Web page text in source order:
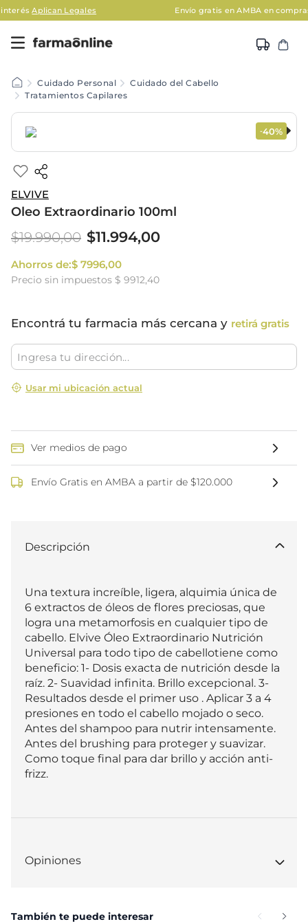
Legales Envío gratis en AMBA en compras mayores a
Cuidado Personal
Cuidado del Cabello
Tratamientos Capilares
-40%
ELVIVE
Oleo Extraordinario 100ml
$19.990,00 $11.994,00
Ahorros de:$ 7996,00
Precio sin impuestos $ 9912,40
Encontrá tu farmacia más cercana y retirá gratis
Usar mi ubicación actual
Ver medios de pago
Envío Gratis en AMBA a partir de $120.000
Descripción
Una textura increíble, ligera, alquimia única de
6 extractos de óleos de flores preciosas, que
logra una metamorfosis en cualquier tipo de
cabello. Elvive Óleo Extraordinario Nutrición
Universal para todo tipo de cabellotiene como
beneficio: 1- Dosis exacta de nutrición desde la
raíz. 2- Suavidad infinita. Brillo excepcional. 3-
Resultados desde el primer uso . Aplicar 3 a 4
presiones en todo el cabello mojado o seco.
Antes del shampoo para nutrir intensamente.
Antes del brushing para proteger y suavizar.
Como toque final para dar brillo y acción anti-
frizz.
Opiniones
También te puede interesar